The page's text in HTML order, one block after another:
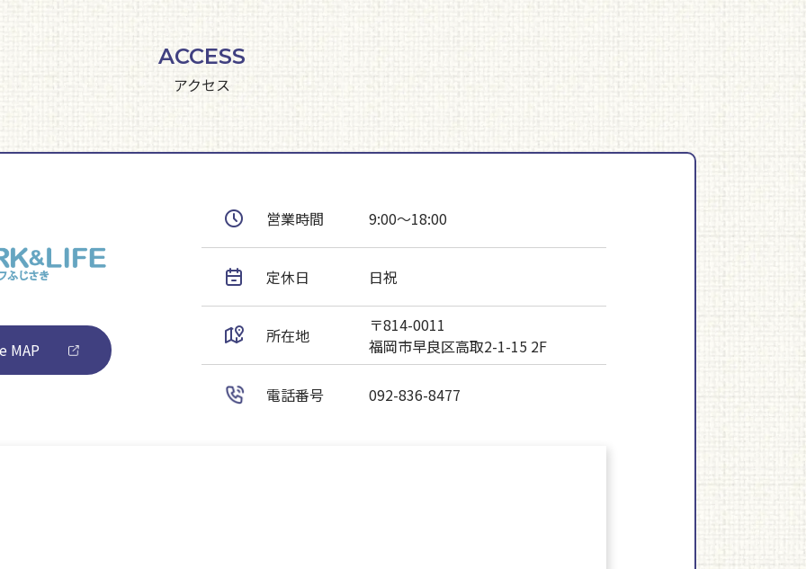
ACCESS
アクセス
MAP
営業時間 9:00～18:00
定休日 日祝
所在地
〒814-0011
福岡市早良区高取2-1-15 2F
電話番号 092-836-8477